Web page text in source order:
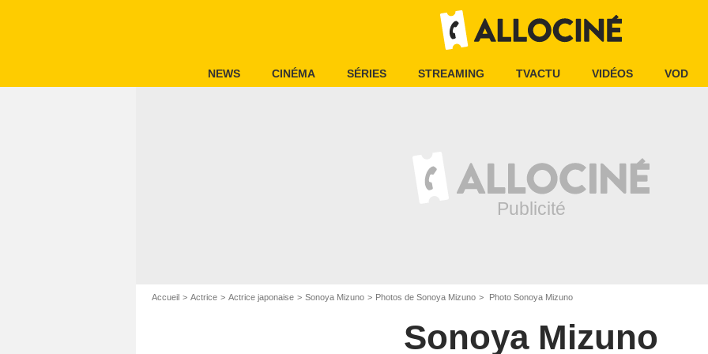
NEWS CINÉMA SÉRIES STREAMING TVACTU VIDÉOS VOD
Accueil Actrice Actrice japonaise Sonoya Mizuno Photos de Sonoya Mizuno Photo Sonoya Mizuno
Sonoya Mizuno